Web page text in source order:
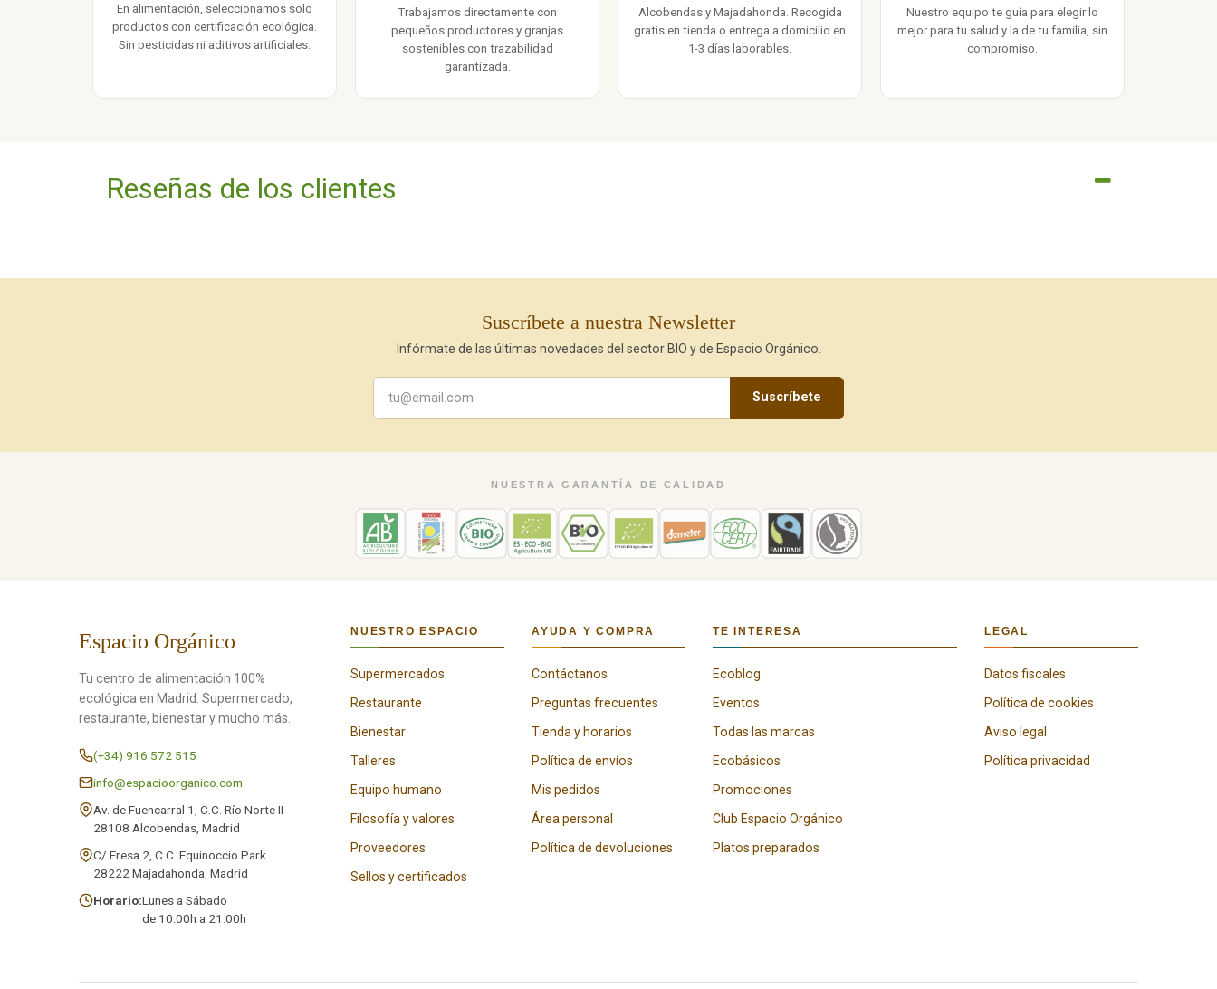
En alimentación, seleccionamos solo
productos con certificación ecológica.
Sin pesticidas ni aditivos artificiales.
Trabajamos directamente con
pequeños productores y granjas
sostenibles con trazabilidad
garantizada.
Alcobendas y Majadahonda. Recogida
gratis en tienda o entrega a domicilio en
1-3 días laborables.
Nuestro equipo te guía para elegir lo
mejor para tu salud y la de tu familia, sin
compromiso.
Reseñas de los clientes
Suscríbete a nuestra Newsletter
Infórmate de las últimas novedades del sector BIO y de Espacio Orgánico.
Suscríbete
NUESTRA GARANTÍA DE CALIDAD
Espacio Orgánico
Tu centro de alimentación 100%
ecológica en Madrid. Supermercado,
restaurante, bienestar y mucho más.
(+34) 916 572 515
info@espacioorganico.com
Av. de Fuencarral 1, C.C. Río Norte II
28108 Alcobendas, Madrid
C/ Fresa 2, C.C. Equinoccio Park
28222 Majadahonda, Madrid
Horario:Lunes a Sábado
de 10:00h a 21:00h
NUESTRO ESPACIO
Supermercados
Restaurante
Bienestar
Talleres
Equipo humano
Filosofía y valores
Proveedores
Sellos y certificados
AYUDA Y COMPRA
Contáctanos
Preguntas frecuentes
Tienda y horarios
Política de envíos
Mis pedidos
Área personal
Política de devoluciones
TE INTERESA
Ecoblog
Eventos
Todas las marcas
Ecobásicos
Promociones
Club Espacio Orgánico
Platos preparados
LEGAL
Datos fiscales
Política de cookies
Aviso legal
Política privacidad